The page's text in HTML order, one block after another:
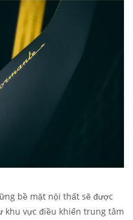
bề mặt nội thất sẽ được
khu vực điều khiển trung tâm